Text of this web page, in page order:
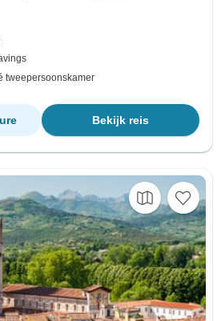
tweepersoonskamer
Bekijk reis